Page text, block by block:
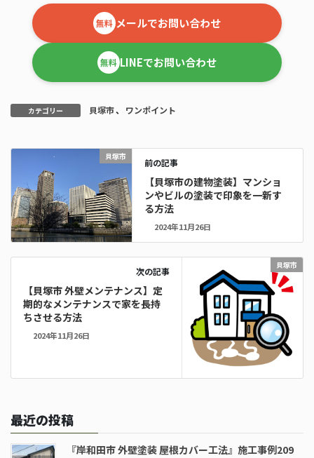
無料 メールでお問い合わせ
無料 LINEでお問い合わせ
カテゴリー 貝塚市、 ワンポイント
貝塚市
前の記事
【貝塚市の建物塗装】マンショ
ンやビルの塗装で印象を一新す
る方法
2024年11月26日
貝塚市
次の記事
【貝塚市 外壁メンテナンス】定
期的なメンテナンスで家を長持
ちさせる方法
2024年11月26日
最近の投稿
『岸和田市 外壁塗装 屋根カバー工法』施工事例209